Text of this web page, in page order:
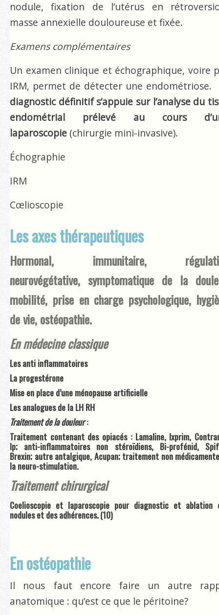
nodule, fixation de l’utérus en
masse annexielle douloureuse et fixée.
Examens complémentaires
Un examen clinique et échographique, voire
IRM, permet de détecter une endométriose.
diagnostic définitif s’appuie sur l’analyse du
endométrial
prélevé au cours
laparoscopie (chirurgie mini-invasive).
Échographie
IRM
Cœlioscopie
Les axes thérapeutiques
Hormonal, immunitaire,
neurovégétative, symptomatique de la
mobilité, prise en charge psychologique,
de vie, ostéopathie.
En médecine classique
Les anti inflammatoires
La progestérone
Mise en place d’une ménopause artificielle
Les analogues de la LH RH
Traitement de la douleur:
Traitement contenant des opiacés : Lamaline, Ixprim,
lp; anti-inflammatoires non stéroïdiens, Bi-profénid,
Brexin; autre antalgique, Acupan; traitement non
la neuro-stimulation.
Traitement chirurgical
Coelioscopie et laparoscopie pour diagnostic et ablation
nodules et des adhérences. (10)
En ostéopathie
Il nous faut encore faire un autre
anatomique : qu’est ce que le péritoine?